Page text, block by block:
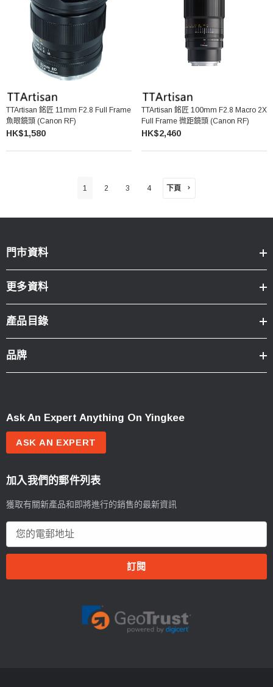
TTArtisan 銘匠 11mm F2.8 Full Frame
魚眼鏡頭 (Canon RF)
HK$1,580
TTArtisan 銘匠 100mm F2.8 Macro 2X
Full Frame 微距鏡頭 (Canon RF)
HK$2,460
1 2 3 4 下頁
門市資料
更多資料
產品目錄
品牌
Ask An Expert Anything On Yingkee
ASK AN EXPERT
加入我們的郵件列表
獲取有關新產品和即將進行的銷售的最新資訊
郵